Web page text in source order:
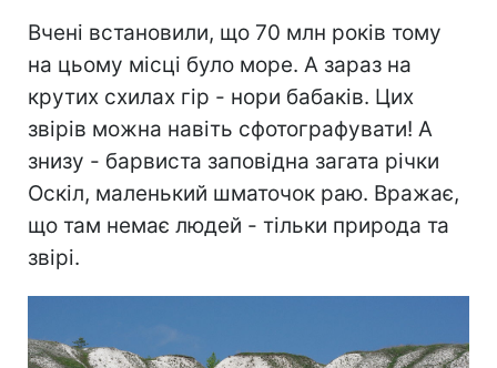
Вчені встановили, що 70 млн років тому
на цьому місці було море. А зараз на
крутих схилах гір - нори бабаків. Цих
звірів можна навіть сфотографувати! А
знизу - барвиста заповідна загата річки
Оскіл, маленький шматочок раю. Вражає,
що там немає людей - тільки природа та
звірі.